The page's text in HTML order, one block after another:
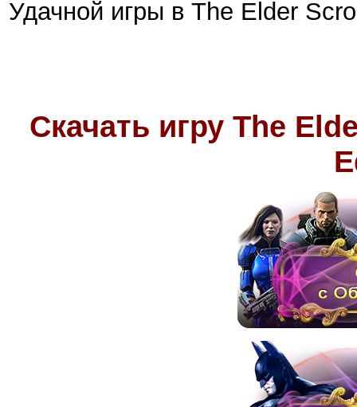
Удачной игры в The Elder
Скачать игру The